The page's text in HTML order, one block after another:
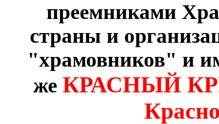
преемниками
страны и
"храмовников" и
же КРАСНЫЙ